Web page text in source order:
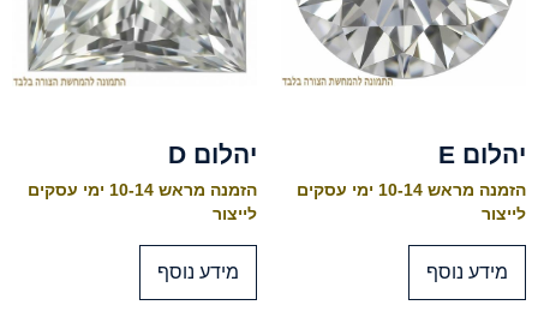
יהלום E
הזמנה מראש 10-14 ימי עסקים
לייצור
מידע נוסף
יהלום D
הזמנה מראש 10-14 ימי עסקים
לייצור
מידע נוסף